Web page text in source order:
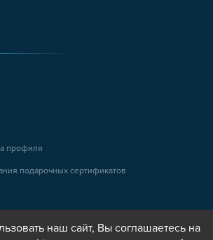
профиля
подарочных сертификатов
наш сайт, Вы соглашаетесь на